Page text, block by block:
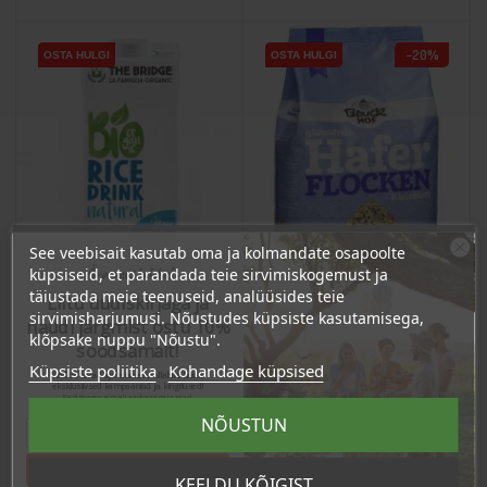
OSTA HULGI
OSTA HULGI
OSTA HULGI
OSTA HULGI
Riisijook, 1l
3,10 €
OSTA HULGI
OSTA HULGI
OSTA HULGI −20%
Gluteenivabad
kaerahelbed, 1kg
See veebisait kasutab oma ja kolmandate osapoolte
küpsiseid, et parandada teie sirvimiskogemust ja
täiustada meie teenuseid, analüüsides teie
sirvimisharjumusi. Nõustudes küpsiste kasutamisega,
klõpsake nuppu "Nõustu".
Küpsiste poliitika Kohandage küpsised
NÕUSTUN
Ära veel lahku!
Liitu uudiskirjaga ja
naudi järgmist ostu 10%
soodsamalt!
Sind ootavad spetsiaalsed allahindlused,
eksklusiivsed kampaaniad ja kingitused!
Registreeru e-maili aadressiga ja saad